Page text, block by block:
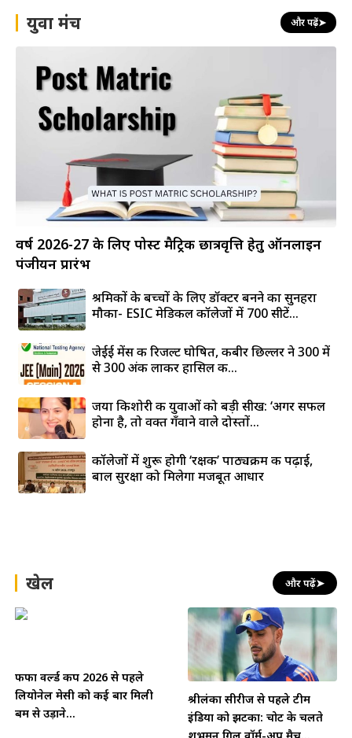
युवा मंच और पढ़ें➤
वर्ष 2026-27 के लिए पोस्ट मैट्रिक छात्रवृत्ति हेतु ऑनलाइन
पंजीयन प्रारंभ
श्रमिकों के बच्चों के लिए डॉक्टर बनने का सुनहरा
मौका- ESIC मेडिकल कॉलेजों में 700 सीटें...
जेईई मेंस की रिजल्ट घोषित, कबीर छिल्लर ने 300 में
से 300 अंक लाकर हासिल की...
जया किशोरी की युवाओं को बड़ी सीख: ‘अगर सफल
होना है, तो वक्त गँवाने वाले दोस्तों...
कॉलेजों में शुरू होगी ‘रक्षक’ पाठ्यक्रम की पढ़ाई,
बाल सुरक्षा को मिलेगा मजबूत आधार
खेल और पढ़ें➤
फीफा वर्ल्ड कप 2026 से पहले
लियोनेल मेसी को कई बार मिली
बम से उड़ाने...
श्रीलंका सीरीज से पहले टीम
इंडिया को झटका: चोट के चलते